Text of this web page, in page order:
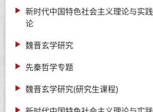
新时代中国特色社会主义理论与实
论
魏晋玄学研究
先秦哲学专题
魏晋玄学研究(研究生课程)